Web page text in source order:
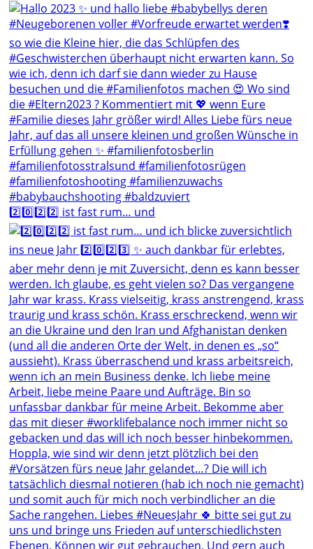
2️⃣0️⃣2️⃣2️⃣ ist fast rum… und